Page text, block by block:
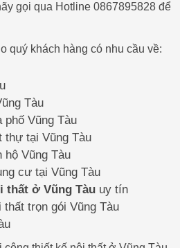
gọi qua Hotline 0867895828 để
quý khách hàng có nhu cầu về:
Tàu
phố Vũng Tàu
thự tại Vũng Tàu
hộ Vũng Tàu
cư tại Vũng Tàu
thất ở Vũng Tàuuy tín
trọn gói Vũng Tàu